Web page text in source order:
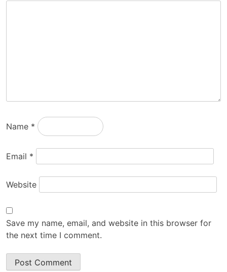
Name *
Email *
Website
Save my name, email, and website in this browser for
the next time I comment.